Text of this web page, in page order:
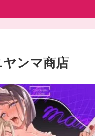
ヤンマ商店